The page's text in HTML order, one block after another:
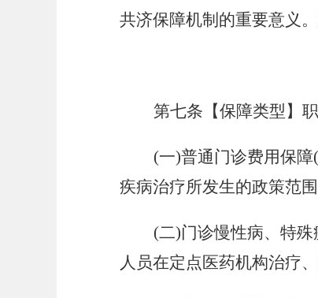
共济保障机制的重要意义 。
第七条【保障类型】
(一)普通门诊费用保
疾病治疗所发生的政策范
(二)门诊慢性病、特
人员在定点医药机构治疗